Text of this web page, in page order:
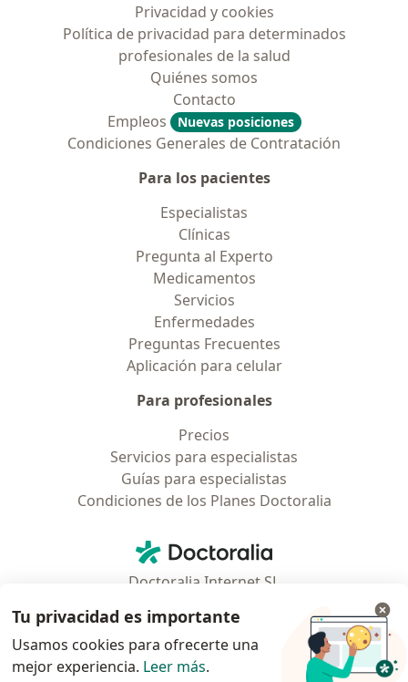
Privacidad y cookies
Política de privacidad para determinados
profesionales de la salud
Quiénes somos
Contacto
Empleos
Nuevas posiciones
Condiciones Generales de Contratación
Para los pacientes
Especialistas
Clínicas
Pregunta al Experto
Medicamentos
Servicios
Enfermedades
Preguntas Frecuentes
Aplicación para celular
Para profesionales
Precios
Servicios para especialistas
Guías para especialistas
Condiciones de los Planes Doctoralia
Doctoralia - Página de inicio
Doctoralia Internet SL
08019 Barcelona, Spain
Tu privacidad es importante
Usamos cookies para ofrecerte una
mejor experiencia. Leer más.